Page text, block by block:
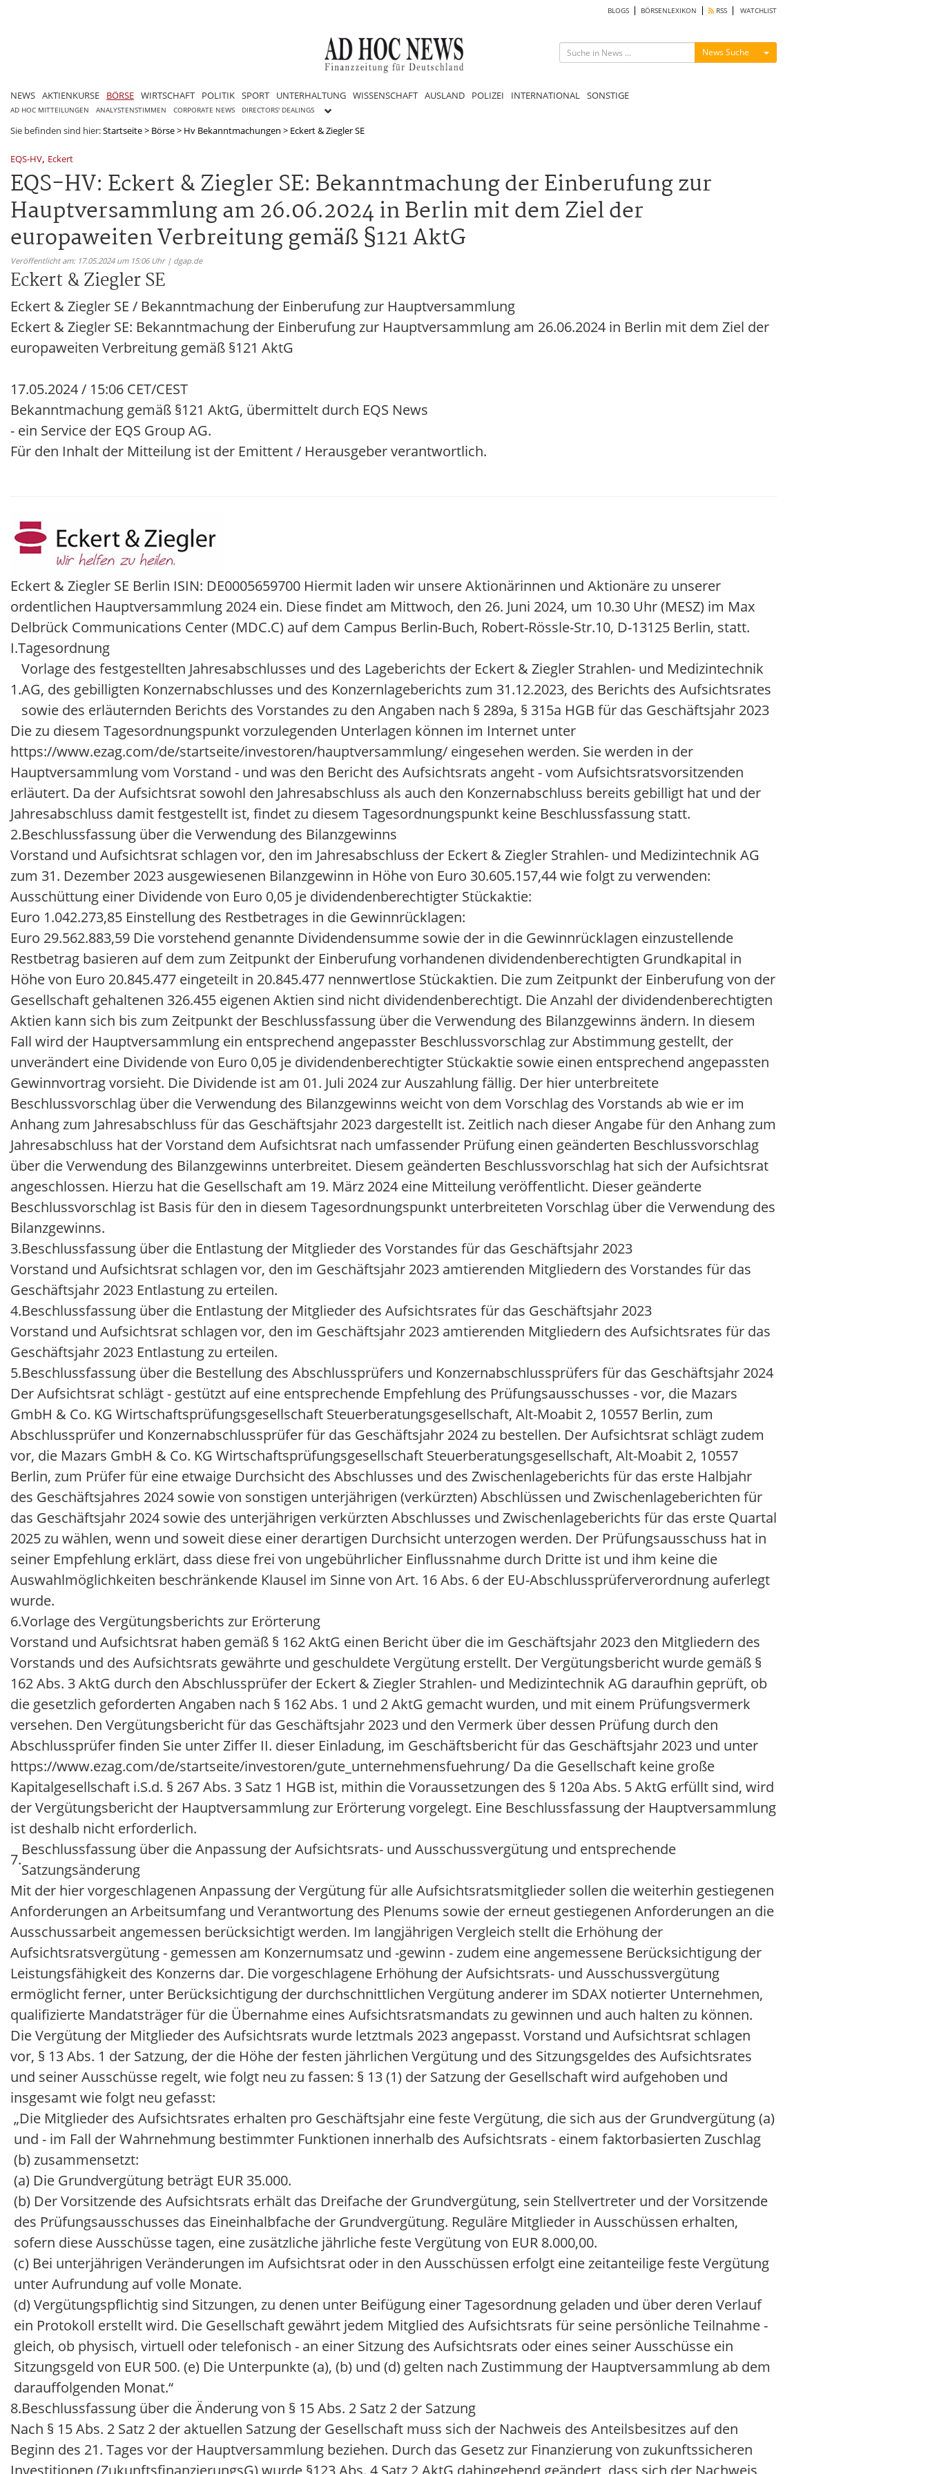
BLOGS BÖRSENLEXIKON RSS WATCHLIST
News Suche Menü ein-/ausblenden
NEWS AKTIENKURSE BÖRSE WIRTSCHAFT POLITIK SPORT UNTERHALTUNG WISSENSCHAFT AUSLAND POLIZEI INTERNATIONAL SONSTIGE
AD HOC MITTEILUNGEN ANALYSTENSTIMMEN CORPORATE NEWS DIRECTORS' DEALINGS
Sie befinden sind hier:Startseite> Börse> Hv Bekanntmachungen > Eckert & Ziegler SE
EQS-HV, Eckert
EQS-HV: Eckert & Ziegler SE: Bekanntmachung der Einberufung zur
Hauptversammlung am 26.06.2024 in Berlin mit dem Ziel der
europaweiten Verbreitung gemäß §121 AktG
Veröffentlicht am: 17.05.2024 um 15:06 Uhr | dgap.de
Eckert & Ziegler SE
Eckert & Ziegler SE / Bekanntmachung der Einberufung zur Hauptversammlung
Eckert & Ziegler SE: Bekanntmachung der Einberufung zur Hauptversammlung am 26.06.2024 in Berlin mit dem Ziel der
europaweiten Verbreitung gemäß §121 AktG
17.05.2024 / 15:06 CET/CEST
Bekanntmachung gemäß §121 AktG, übermittelt durch EQS News
- ein Service der EQS Group AG.
Für den Inhalt der Mitteilung ist der Emittent / Herausgeber verantwortlich.
Eckert & Ziegler SE Berlin ISIN: DE0005659700 Hiermit laden wir unsere Aktionärinnen und Aktionäre zu unserer
ordentlichen Hauptversammlung 2024 ein. Diese findet am Mittwoch, den 26. Juni 2024, um 10.30 Uhr (MESZ) im Max
Delbrück Communications Center (MDC.C) auf dem Campus Berlin-Buch, Robert-Rössle-Str.10, D-13125 Berlin, statt.
I.Tagesordnung
1.
Vorlage des festgestellten Jahresabschlusses und des Lageberichts der Eckert & Ziegler Strahlen- und Medizintechnik
AG, des gebilligten Konzernabschlusses und des Konzernlageberichts zum 31.12.2023, des Berichts des Aufsichtsrates
sowie des erläuternden Berichts des Vorstandes zu den Angaben nach § 289a, § 315a HGB für das Geschäftsjahr 2023
Die zu diesem Tagesordnungspunkt vorzulegenden Unterlagen können im Internet unter
https://www.ezag.com/de/startseite/investoren/hauptversammlung/ eingesehen werden. Sie werden in der
Hauptversammlung vom Vorstand - und was den Bericht des Aufsichtsrats angeht - vom Aufsichtsratsvorsitzenden
erläutert. Da der Aufsichtsrat sowohl den Jahresabschluss als auch den Konzernabschluss bereits gebilligt hat und der
Jahresabschluss damit festgestellt ist, findet zu diesem Tagesordnungspunkt keine Beschlussfassung statt.
2.Beschlussfassung über die Verwendung des Bilanzgewinns
Vorstand und Aufsichtsrat schlagen vor, den im Jahresabschluss der Eckert & Ziegler Strahlen- und Medizintechnik AG
zum 31. Dezember 2023 ausgewiesenen Bilanzgewinn in Höhe von Euro 30.605.157,44 wie folgt zu verwenden:
Ausschüttung einer Dividende von Euro 0,05 je dividendenberechtigter Stückaktie:
Euro 1.042.273,85 Einstellung des Restbetrages in die Gewinnrücklagen:
Euro 29.562.883,59 Die vorstehend genannte Dividendensumme sowie der in die Gewinnrücklagen einzustellende
Restbetrag basieren auf dem zum Zeitpunkt der Einberufung vorhandenen dividendenberechtigten Grundkapital in
Höhe von Euro 20.845.477 eingeteilt in 20.845.477 nennwertlose Stückaktien. Die zum Zeitpunkt der Einberufung von der
Gesellschaft gehaltenen 326.455 eigenen Aktien sind nicht dividendenberechtigt. Die Anzahl der dividendenberechtigten
Aktien kann sich bis zum Zeitpunkt der Beschlussfassung über die Verwendung des Bilanzgewinns ändern. In diesem
Fall wird der Hauptversammlung ein entsprechend angepasster Beschlussvorschlag zur Abstimmung gestellt, der
unverändert eine Dividende von Euro 0,05 je dividendenberechtigter Stückaktie sowie einen entsprechend angepassten
Gewinnvortrag vorsieht. Die Dividende ist am 01. Juli 2024 zur Auszahlung fällig. Der hier unterbreitete
Beschlussvorschlag über die Verwendung des Bilanzgewinns weicht von dem Vorschlag des Vorstands ab wie er im
Anhang zum Jahresabschluss für das Geschäftsjahr 2023 dargestellt ist. Zeitlich nach dieser Angabe für den Anhang zum
Jahresabschluss hat der Vorstand dem Aufsichtsrat nach umfassender Prüfung einen geänderten Beschlussvorschlag
über die Verwendung des Bilanzgewinns unterbreitet. Diesem geänderten Beschlussvorschlag hat sich der Aufsichtsrat
angeschlossen. Hierzu hat die Gesellschaft am 19. März 2024 eine Mitteilung veröffentlicht. Dieser geänderte
Beschlussvorschlag ist Basis für den in diesem Tagesordnungspunkt unterbreiteten Vorschlag über die Verwendung des
Bilanzgewinns.
3.Beschlussfassung über die Entlastung der Mitglieder des Vorstandes für das Geschäftsjahr 2023
Vorstand und Aufsichtsrat schlagen vor, den im Geschäftsjahr 2023 amtierenden Mitgliedern des Vorstandes für das
Geschäftsjahr 2023 Entlastung zu erteilen.
4.Beschlussfassung über die Entlastung der Mitglieder des Aufsichtsrates für das Geschäftsjahr 2023
Vorstand und Aufsichtsrat schlagen vor, den im Geschäftsjahr 2023 amtierenden Mitgliedern des Aufsichtsrates für das
Geschäftsjahr 2023 Entlastung zu erteilen.
5.Beschlussfassung über die Bestellung des Abschlussprüfers und Konzernabschlussprüfers für das Geschäftsjahr 2024
Der Aufsichtsrat schlägt - gestützt auf eine entsprechende Empfehlung des Prüfungsausschusses - vor, die Mazars
GmbH & Co. KG Wirtschaftsprüfungsgesellschaft Steuerberatungsgesellschaft, Alt-Moabit 2, 10557 Berlin, zum
Abschlussprüfer und Konzernabschlussprüfer für das Geschäftsjahr 2024 zu bestellen. Der Aufsichtsrat schlägt zudem
vor, die Mazars GmbH & Co. KG Wirtschaftsprüfungsgesellschaft Steuerberatungsgesellschaft, Alt-Moabit 2, 10557
Berlin, zum Prüfer für eine etwaige Durchsicht des Abschlusses und des Zwischenlageberichts für das erste Halbjahr
des Geschäftsjahres 2024 sowie von sonstigen unterjährigen (verkürzten) Abschlüssen und Zwischenlageberichten für
das Geschäftsjahr 2024 sowie des unterjährigen verkürzten Abschlusses und Zwischenlageberichts für das erste Quartal
2025 zu wählen, wenn und soweit diese einer derartigen Durchsicht unterzogen werden. Der Prüfungsausschuss hat in
seiner Empfehlung erklärt, dass diese frei von ungebührlicher Einflussnahme durch Dritte ist und ihm keine die
Auswahlmöglichkeiten beschränkende Klausel im Sinne von Art. 16 Abs. 6 der EU-Abschlussprüferverordnung auferlegt
wurde.
6.Vorlage des Vergütungsberichts zur Erörterung
Vorstand und Aufsichtsrat haben gemäß § 162 AktG einen Bericht über die im Geschäftsjahr 2023 den Mitgliedern des
Vorstands und des Aufsichtsrats gewährte und geschuldete Vergütung erstellt. Der Vergütungsbericht wurde gemäß §
162 Abs. 3 AktG durch den Abschlussprüfer der Eckert & Ziegler Strahlen- und Medizintechnik AG daraufhin geprüft, ob
die gesetzlich geforderten Angaben nach § 162 Abs. 1 und 2 AktG gemacht wurden, und mit einem Prüfungsvermerk
versehen. Den Vergütungsbericht für das Geschäftsjahr 2023 und den Vermerk über dessen Prüfung durch den
Abschlussprüfer finden Sie unter Ziffer II. dieser Einladung, im Geschäftsbericht für das Geschäftsjahr 2023 und unter
https://www.ezag.com/de/startseite/investoren/gute_unternehmensfuehrung/ Da die Gesellschaft keine große
Kapitalgesellschaft i.S.d. § 267 Abs. 3 Satz 1 HGB ist, mithin die Voraussetzungen des § 120a Abs. 5 AktG erfüllt sind, wird
der Vergütungsbericht der Hauptversammlung zur Erörterung vorgelegt. Eine Beschlussfassung der Hauptversammlung
ist deshalb nicht erforderlich.
7.
Beschlussfassung über die Anpassung der Aufsichtsrats- und Ausschussvergütung und entsprechende
Satzungsänderung
Mit der hier vorgeschlagenen Anpassung der Vergütung für alle Aufsichtsratsmitglieder sollen die weiterhin gestiegenen
Anforderungen an Arbeitsumfang und Verantwortung des Plenums sowie der erneut gestiegenen Anforderungen an die
Ausschussarbeit angemessen berücksichtigt werden. Im langjährigen Vergleich stellt die Erhöhung der
Aufsichtsratsvergütung - gemessen am Konzernumsatz und -gewinn - zudem eine angemessene Berücksichtigung der
Leistungsfähigkeit des Konzerns dar. Die vorgeschlagene Erhöhung der Aufsichtsrats- und Ausschussvergütung
ermöglicht ferner, unter Berücksichtigung der durchschnittlichen Vergütung anderer im SDAX notierter Unternehmen,
qualifizierte Mandatsträger für die Übernahme eines Aufsichtsratsmandats zu gewinnen und auch halten zu können.
Die Vergütung der Mitglieder des Aufsichtsrats wurde letztmals 2023 angepasst. Vorstand und Aufsichtsrat schlagen
vor, § 13 Abs. 1 der Satzung, der die Höhe der festen jährlichen Vergütung und des Sitzungsgeldes des Aufsichtsrates
und seiner Ausschüsse regelt, wie folgt neu zu fassen: § 13 (1) der Satzung der Gesellschaft wird aufgehoben und
insgesamt wie folgt neu gefasst:
„Die Mitglieder des Aufsichtsrates erhalten pro Geschäftsjahr eine feste Vergütung, die sich aus der Grundvergütung (a)
und - im Fall der Wahrnehmung bestimmter Funktionen innerhalb des Aufsichtsrats - einem faktorbasierten Zuschlag
(b) zusammensetzt:
(a) Die Grundvergütung beträgt EUR 35.000.
(b) Der Vorsitzende des Aufsichtsrats erhält das Dreifache der Grundvergütung, sein Stellvertreter und der Vorsitzende
des Prüfungsausschusses das Eineinhalbfache der Grundvergütung. Reguläre Mitglieder in Ausschüssen erhalten,
sofern diese Ausschüsse tagen, eine zusätzliche jährliche feste Vergütung von EUR 8.000,00.
(c) Bei unterjährigen Veränderungen im Aufsichtsrat oder in den Ausschüssen erfolgt eine zeitanteilige feste Vergütung
unter Aufrundung auf volle Monate.
(d) Vergütungspflichtig sind Sitzungen, zu denen unter Beifügung einer Tagesordnung geladen und über deren Verlauf
ein Protokoll erstellt wird. Die Gesellschaft gewährt jedem Mitglied des Aufsichtsrats für seine persönliche Teilnahme -
gleich, ob physisch, virtuell oder telefonisch - an einer Sitzung des Aufsichtsrats oder eines seiner Ausschüsse ein
Sitzungsgeld von EUR 500. (e) Die Unterpunkte (a), (b) und (d) gelten nach Zustimmung der Hauptversammlung ab dem
darauffolgenden Monat.“
8.Beschlussfassung über die Änderung von § 15 Abs. 2 Satz 2 der Satzung
Nach § 15 Abs. 2 Satz 2 der aktuellen Satzung der Gesellschaft muss sich der Nachweis des Anteilsbesitzes auf den
Beginn des 21. Tages vor der Hauptversammlung beziehen. Durch das Gesetz zur Finanzierung von zukunftssicheren
Investitionen (ZukunftsfinanzierungsG) wurde §123 Abs. 4 Satz 2 AktG dahingehend geändert, dass sich der Nachweis